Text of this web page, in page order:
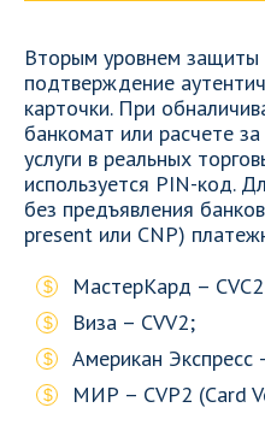
Вторым уровнем защиты
подтверждение
карточки. При
банкомат или расчете
услуги в реальных
используется PIN-код.
без предъявления
present или CNP)
МастерКард –
Виза – CVV2;
Американ Экспресс
МИР – CVP2 (Card